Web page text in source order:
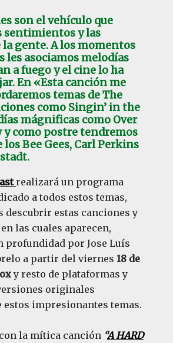
son el vehículo que
sentimientos y las
la gente. A los momentos
les asociamos melodías
a fuego y el cine lo ha
En «Esta canción me
temas deThe
comoSingin’ in the
mágnificas como Over
y como postre tendremos
losBee Gees, Carl Perkins
.
realizará un programa
a todos estos temas,
descubrir estas canciones y
las cuales aparecen,
profundidad por Jose Luís
a partir del viernes 18 de
y resto de plataformas y
originales
estos impresionantes temas.
la mítica canción “A HARD